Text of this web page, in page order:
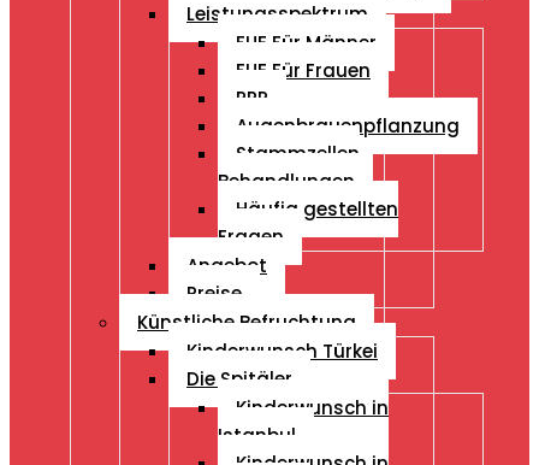
Leistungsspektrum
FUE Für Männer
FUE Für Frauen
PRP
Augenbrauenpflanzung
Stammzellen
Behandlungen
Häufig gestellten
Fragen
Angebot
Preise
Künstliche Befruchtung
Kinderwunsch Türkei
Die Spitäler
Kinderwunsch in
Istanbul